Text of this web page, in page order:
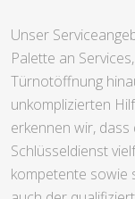
Unser
Palette an
Türnotöffnung
unkomplizierten
erkennen wir,
Schlüsseldienst
kompetente sowie